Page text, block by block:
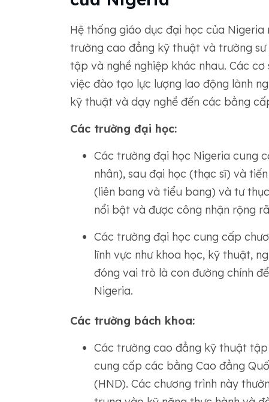
Hệ thống giáo dục đại học của
trường cao đẳng kỹ thuật và trường
tập và nghề nghiệp khác nhau. Các
việc đào tạo lực lượng lao động lành
kỹ thuật và dạy nghề đến các bằng
Các trường đại học:
Các trường đại học Nigeria cung
nhân), sau đại học (thạc sĩ) và
(liên bang và tiểu bang) và tư
nổi bật và được công nhận rộng
Các trường đại học cung cấp
lĩnh vực như khoa học, kỹ thuật,
đóng vai trò là con đường chính
Nigeria.
Các trường bách khoa:
Các trường cao đẳng kỹ thuật
cung cấp các bằng Cao đẳng
(HND). Các chương trình này